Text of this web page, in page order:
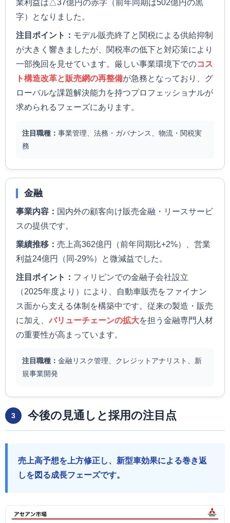
業利益は△37億円の赤字（前年同期は502億円の黒
字）となりました。
注目ポイント： モデル販売終了と関税による供給抑制
が大きく響きましたが、関税率の低下と対応策により
一部挽回を見せています。厳しい事業環境下でのコス
ト構造改革と販売網の再整備が急務となっており、グ
ローバルな課題解決能力を持つプロフェッショナルが
求められるフェーズにあります。
注目職種： 事業管理、法務・ガバナンス、物流・関税実
務
金融
事業内容： 国内外の顧客向け販売金融・リースサービ
スの提供です。
業績推移： 売上高362億円（前年同期比+2%）、営業
利益24億円（同-29%）と微減益でした。
注目ポイント： フィリピンでの金融子会社設立
（2025年度より）により、自動車販売をファイナン
ス面から支える体制を構築中です。従来の製造・販売
に加え、バリューチェーンの拡大を担う金融専門人材
の重要性が高まっています。
注目職種： 金融リスク管理、クレジットアナリスト、新
規事業開発
3 今後の見通しと採用の注目点
売上高予想を上方修正し、新型車効果による巻き返
しを図る成長フェーズです。